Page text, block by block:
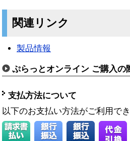
関連リンク
製品情報
ぷらっとオンライン ご購入の
支払方法について
以下のお支払い方法がご利用で